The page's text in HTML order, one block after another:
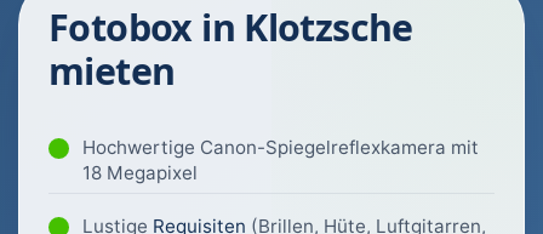
Fotobox in Klotzsche
mieten
Hochwertige Canon-Spiegelreflexkamera mit
18 Megapixel
Lustige Requisiten (Brillen, Hüte, Luftgitarren,